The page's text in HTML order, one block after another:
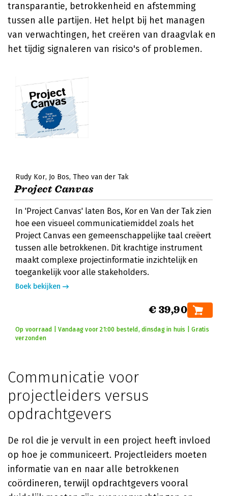
transparantie, betrokkenheid en afstemming
tussen alle partijen. Het helpt bij het managen
van verwachtingen, het creëren van draagvlak en
het tijdig signaleren van risico's of problemen.
Rudy Kor Jo Bos Theo van der Tak
Project Canvas
In 'Project Canvas' laten Bos, Kor en Van der Tak zien
hoe een visueel communicatiemiddel zoals het
Project Canvas een gemeenschappelijke taal creëert
tussen alle betrokkenen. Dit krachtige instrument
maakt complexe projectinformatie inzichtelijk en
toegankelijk voor alle stakeholders.
Boek bekijken
€ 39,90
Op voorraad | Vandaag voor 21:00 besteld, dinsdag in huis | Gratis
verzonden
Communicatie voor
projectleiders versus
opdrachtgevers
De rol die je vervult in een project heeft invloed
op hoe je communiceert. Projectleiders moeten
informatie van en naar alle betrokkenen
coördineren, terwijl opdrachtgevers vooral